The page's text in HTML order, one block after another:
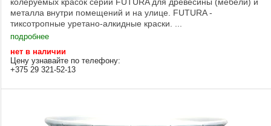
металла внутри помещений и на улице. FUTURA -
тиксотропные уретано-алкидные краски. ...
подробнее
нет в наличии
Цену узнавайте по телефону:
+375 29 321-52-13